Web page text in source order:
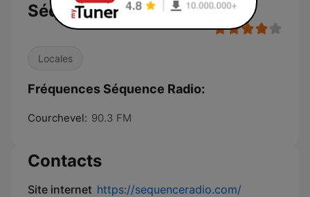
Séquence Radio
Locales
Fréquences Séquence Radio:
Courchevel: 90.3 FM
Contacts
Site internet https://sequenceradio.com/